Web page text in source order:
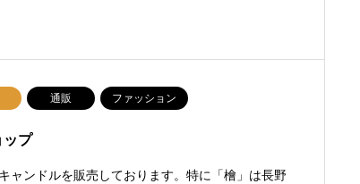
通販 ファッション
プ
ャンドルを販売しております。特に「檜」は長野